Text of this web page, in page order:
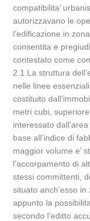
compatibilita’
autorizzavano le
l’edificazione in
consentita e
contestato come
2.1.La struttura
nelle linee
costituito
metri cubi,
interessato
base all’indice di
maggior volume e’
l’accorpamento di
stessi committenti,
situato anch’esso in
appunto la
secondo l’editto